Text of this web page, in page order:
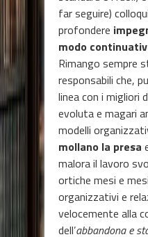
far seguire)
profondere
modo
Rimango sempre
responsabili che,
linea con i migliori
evoluta e magari
modelli
mollano la presa
malora il lavoro
ortiche mesi e
organizzativi e
velocemente alla
dell’abbandona e